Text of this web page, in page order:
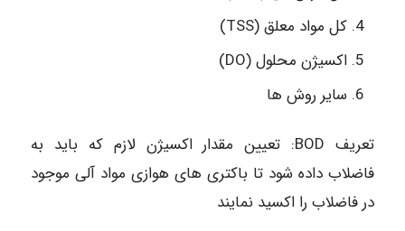
كل مواد معلق (TSS)
اکسیژن محلول (DO)
سایر روش ها
تعریف BOD: تعیین مقدار اکسیژن لازم که باید به
فاضلاب داده شود تا باکتری های هوازی مواد آلی موجود
در فاضلاب را اکسید نمایند